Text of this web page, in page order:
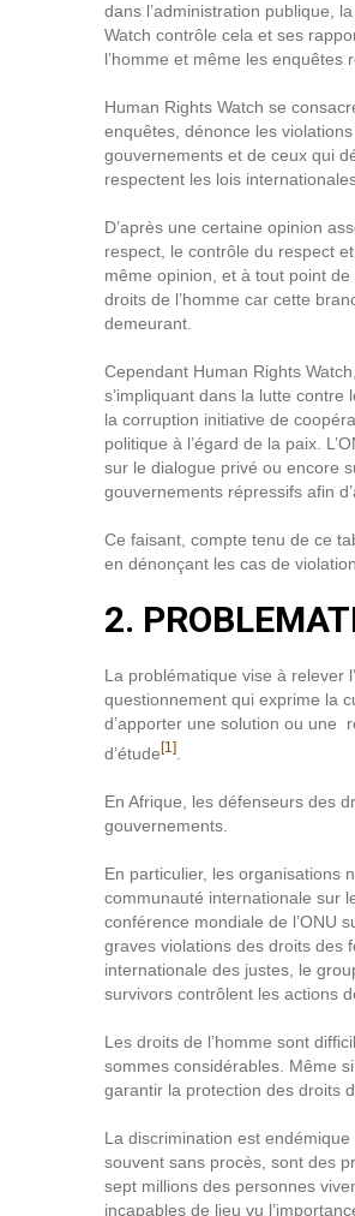
dans l’administration publique,
Watch contrôle cela et ses
l’homme et même les enquêtes
Human Rights Watch se
enquêtes, dénonce les
gouvernements et de ceux qui
respectent les lois
D’après une certaine opinion
respect, le contrôle du respect
même opinion, et à tout point
droits de l’homme car cette
demeurant.
Cependant Human Rights
s’impliquant dans la lutte
la corruption initiative de
politique à l’égard de la paix.
sur le dialogue privé ou encore
gouvernements répressifs afin
Ce faisant, compte tenu de ce
en dénonçant les cas de
2.
La problématique vise à relever
questionnement qui exprime la
d’apporter une solution ou une
d’étude[1]
En Afrique, les défenseurs des
gouvernements.
En particulier, les organisations
communauté internationale sur
conférence mondiale de l’ONU
graves violations des droits des
internationale des justes, le
survivors contrôlent les actions
Les droits de l’homme sont
sommes considérables. Même
garantir la protection des droits
La discrimination est
souvent sans procès, sont des
sept millions des personnes
incapables de lieu vu